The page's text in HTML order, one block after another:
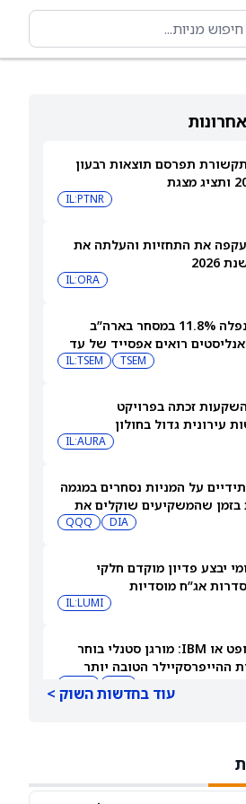
תפרסם תוצאות רבעון
IL:PTNR
את התחזיות והעלתה את
2026
IL:ORA
טאואר נפלה 11.8% במסחר בארה”ב
אמש, האנליסטים רואים אפסייד של עד
TSEM
IL:TSEM
זכתה בפרויקט
עירונית גדול בחולון
IL:AURA
על המניות נסחרים במגמה
בזמן שהמשקיעים שוקלים את
של הדאו ואת השיחות בין
DIA
QQQ
יבצע פדיון מוקדם חלקי
אג”ח מוסדיות
IL:LUMI
מיקרוסופט או IBM: מורגן סטנלי בוחר
ההייפרסקיילר הטובה יותר
עוד בחדשות השוק >